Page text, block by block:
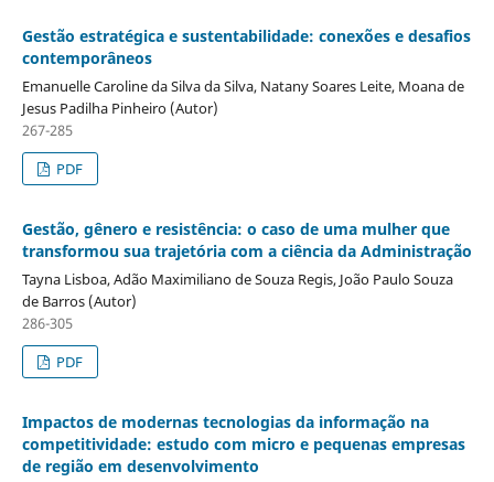
Gestão estratégica e sustentabilidade: conexões e desafios
contemporâneos
Emanuelle Caroline da Silva da Silva, Natany Soares Leite, Moana de
Jesus Padilha Pinheiro (Autor)
267-285
PDF
Gestão, gênero e resistência: o caso de uma mulher que
transformou sua trajetória com a ciência da Administração
Tayna Lisboa, Adão Maximiliano de Souza Regis, João Paulo Souza
de Barros (Autor)
286-305
PDF
Impactos de modernas tecnologias da informação na
competitividade: estudo com micro e pequenas empresas
de região em desenvolvimento